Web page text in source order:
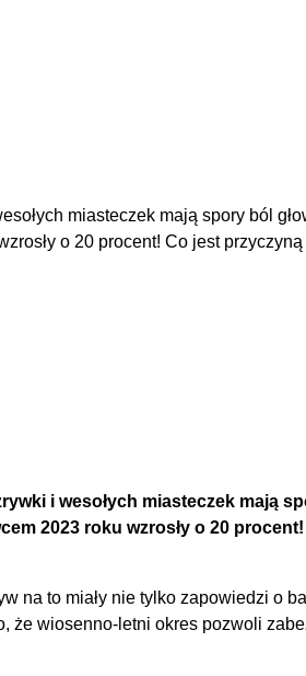
miasteczek mają spory ból
o 20 procent! Co jest
i wesołych miasteczek mają
2023 roku wzrosły o 20
na to miały nie tylko zapowiedzi o
że wiosenno-letni okres pozwoli